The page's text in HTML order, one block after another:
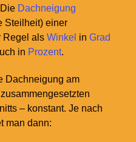
Die Dachneigung
Steilheit) einer
Regel als Winkel in Grad
in Prozent.
Dachneigung am
– konstant. Je nach
man dann: